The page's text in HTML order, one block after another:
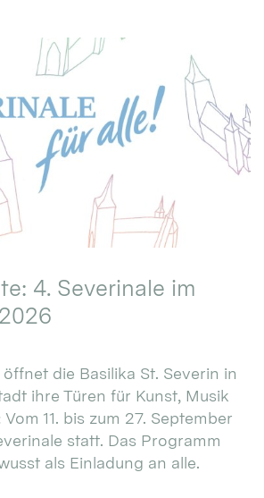
4. Severinale im
die Basilika St. Severin in
ihre Türen für Kunst, Musik
11. bis zum 27. September
statt. Das Programm
als Einladung an alle.